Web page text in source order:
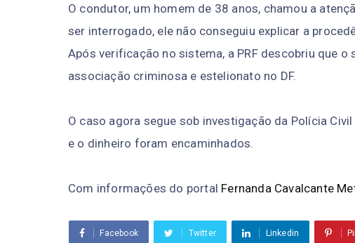
O condutor, um homem de 38 anos, chamou a
ser interrogado, ele não conseguiu explicar a
Após verificação no sistema, a PRF descobriu que
associação criminosa e estelionato no DF.
O caso agora segue sob investigação da Polícia
e o dinheiro foram encaminhados.
Com informações do portal Fernanda Cavalcante
Facebook Twitter Linkedin